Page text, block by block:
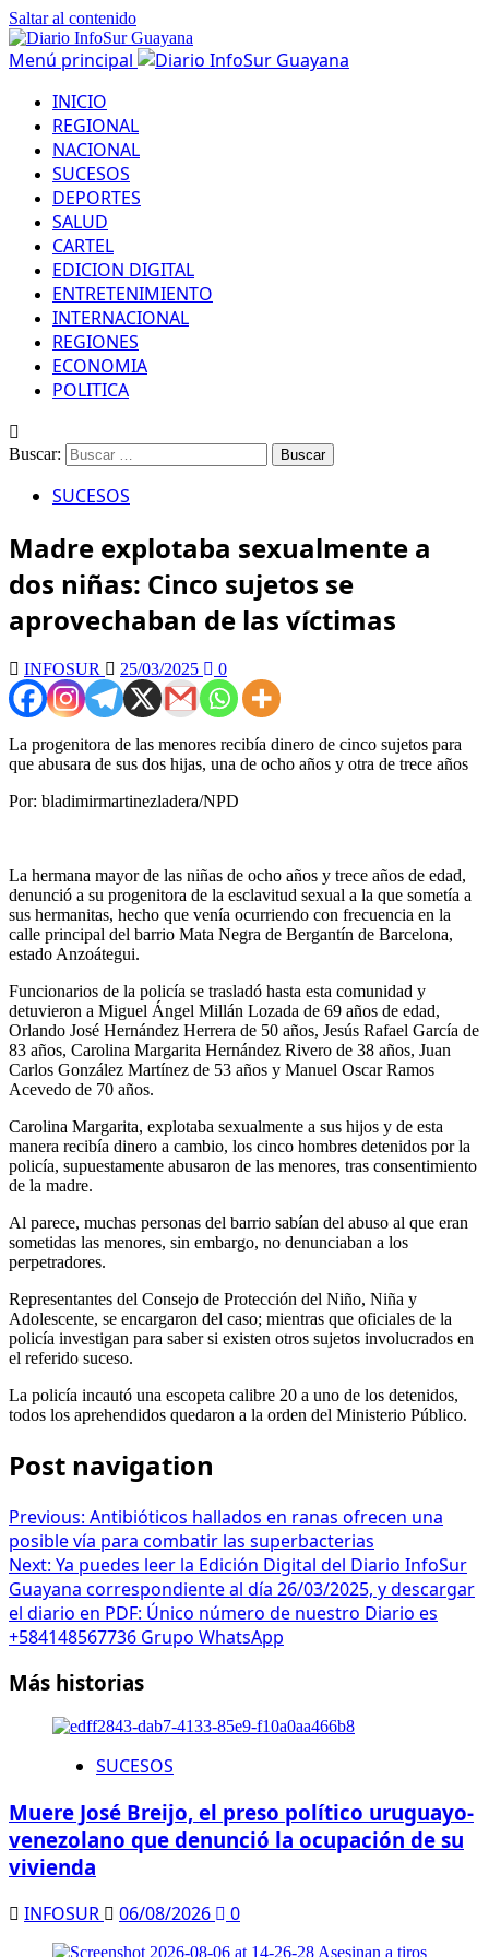
Saltar al contenido
Menú principal
INICIO
REGIONAL
NACIONAL
SUCESOS
DEPORTES
SALUD
CARTEL
EDICION DIGITAL
ENTRETENIMIENTO
INTERNACIONAL
REGIONES
ECONOMIA
POLITICA
Buscar:
SUCESOS
Madre explotaba sexualmente a
dos niñas: Cinco sujetos se
aprovechaban de las víctimas
INFOSUR 25/03/2025 0
La progenitora de las menores recibía dinero de cinco sujetos para
que abusara de sus dos hijas, una de ocho años y otra de trece años
Por: bladimirmartinezladera/NPD
La hermana mayor de las niñas de ocho años y trece años de edad,
denunció a su progenitora de la esclavitud sexual a la que sometía a
sus hermanitas, hecho que venía ocurriendo con frecuencia en la
calle principal del barrio Mata Negra de Bergantín de Barcelona,
estado Anzoátegui.
Funcionarios de la policía se trasladó hasta esta comunidad y
detuvieron a Miguel Ángel Millán Lozada de 69 años de edad,
Orlando José Hernández Herrera de 50 años, Jesús Rafael García de
83 años, Carolina Margarita Hernández Rivero de 38 años, Juan
Carlos González Martínez de 53 años y Manuel Oscar Ramos
Acevedo de 70 años.
Carolina Margarita, explotaba sexualmente a sus hijos y de esta
manera recibía dinero a cambio, los cinco hombres detenidos por la
policía, supuestamente abusaron de las menores, tras consentimiento
de la madre.
Al parece, muchas personas del barrio sabían del abuso al que eran
sometidas las menores, sin embargo, no denunciaban a los
perpetradores.
Representantes del Consejo de Protección del Niño, Niña y
Adolescente, se encargaron del caso; mientras que oficiales de la
policía investigan para saber si existen otros sujetos involucrados en
el referido suceso.
La policía incautó una escopeta calibre 20 a uno de los detenidos,
todos los aprehendidos quedaron a la orden del Ministerio Público.
Post navigation
Previous: Antibióticos hallados en ranas ofrecen una
posible vía para combatir las superbacterias
Next: Ya puedes leer la Edición Digital del Diario InfoSur
Guayana correspondiente al día 26/03/2025, y descargar
el diario en PDF: Único número de nuestro Diario es
+584148567736 Grupo WhatsApp
Más historias
SUCESOS
Muere José Breijo, el preso político uruguayo-
venezolano que denunció la ocupación de su
vivienda
INFOSUR 06/08/2026 0